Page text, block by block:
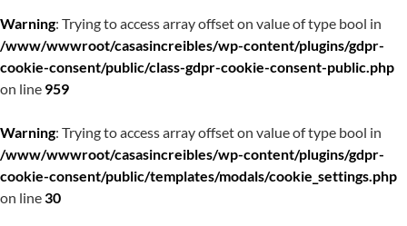
Warning: Trying to access array offset on value of type bool in
/www/wwwroot/casasincreibles/wp-content/plugins/gdpr-
cookie-consent/public/class-gdpr-cookie-consent-public.php
on line 959
Warning: Trying to access array offset on value of type bool in
/www/wwwroot/casasincreibles/wp-content/plugins/gdpr-
cookie-consent/public/templates/modals/cookie_settings.php
on line30